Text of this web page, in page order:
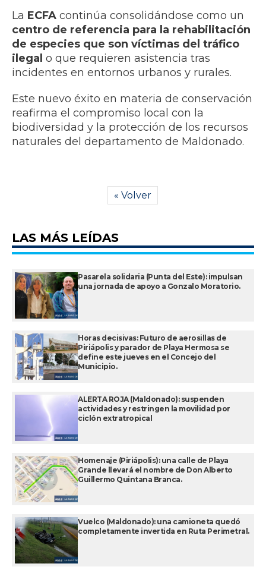
La ECFA continúa consolidándose como un
centro de referencia para la rehabilitación
de especies que son víctimas del tráfico
ilegal o que requieren asistencia tras
incidentes en entornos urbanos y rurales.
Este nuevo éxito en materia de conservación
reafirma el compromiso local con la
biodiversidad y la protección de los recursos
naturales del departamento de Maldonado.
« Volver
LAS MÁS LEÍDAS
Pasarela solidaria (Punta del Este): impulsan
una jornada de apoyo a Gonzalo Moratorio.
Horas decisivas: Futuro de aerosillas de
Piriápolis y parador de Playa Hermosa se
define este jueves en el Concejo del
Municipio.
ALERTA ROJA (Maldonado): suspenden
actividades y restringen la movilidad por
ciclón extratropical
Homenaje (Piriápolis): una calle de Playa
Grande llevará el nombre de Don Alberto
Guillermo Quintana Branca.
Vuelco (Maldonado): una camioneta quedó
completamente invertida en Ruta Perimetral.